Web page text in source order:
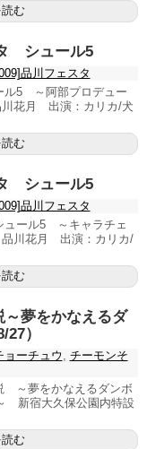
む
シュール5
品川フェスタ
5 ～阿部プロデュー
花月 出演：カリカ/犬
む
シュール5
品川フェスタ
ール5 ～キャラチェ
川花月 出演：カリカ/
む
夢をかなえるダ
）
ョーチュウ
チーモンそ
～夢をかなえるダンボ
新宿大久保公園内特設
む